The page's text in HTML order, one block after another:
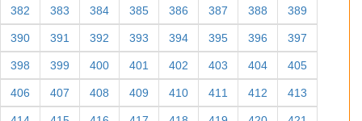
382 383 384 385 386 387 388 389
390 391 392 393 394 395 396 397
398 399 400 401 402 403 404 405
406 407 408 409 410 411 412 413